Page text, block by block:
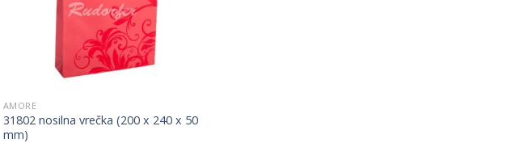
Wishlist
AMORE
31802 nosilna vrečka (200 x 240 x 50
mm)